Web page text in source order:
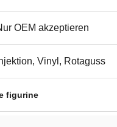
OEM akzeptieren
Vinyl, Rotaguss
figurine